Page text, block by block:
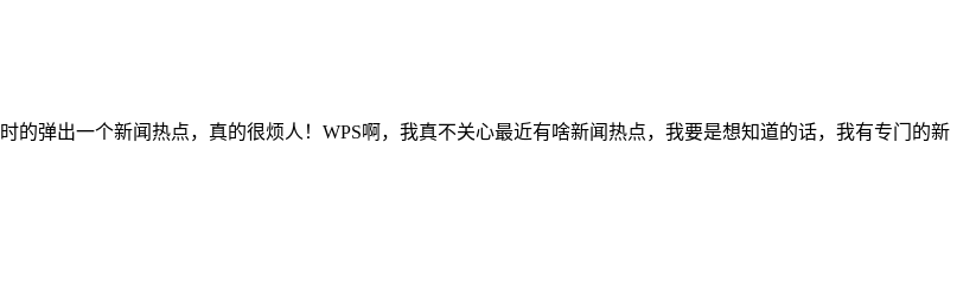
的弹出一个新闻热点，真的很烦人！WPS啊，我真不关心最近有啥新闻热点，我要是想知道的话，我有专门的新